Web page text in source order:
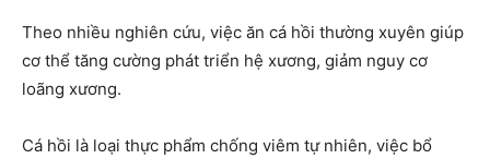
Theo nhiều nghiên cứu, việc ăn cá hồi thường xuyên giúp
cơ thể tăng cường phát triển hệ xương, giảm nguy cơ
loãng xương.
Cá hồi là loại thực phẩm chống viêm tự nhiên, việc bổ